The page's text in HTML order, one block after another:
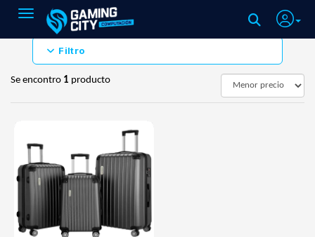
Toggle navigation
Filtro
Se encontro 1 producto